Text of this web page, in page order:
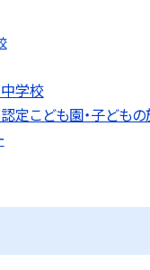
学校
定こども園・子ども